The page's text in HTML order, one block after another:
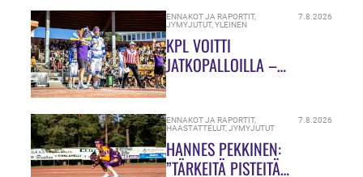
ENNAKOT JA RAPORTIT,
JYMYJUTUT,YLEINEN
7.8.2026
KPL VOITTI
JATKOPALLOILLA –
JUHLAA
ENNAKOT JA RAPORTIT,
HAASTATTELUT,JYMYJUTUT
7.8.2026
HANNES PEKKINEN:
”TÄRKEITÄ PISTEITÄ